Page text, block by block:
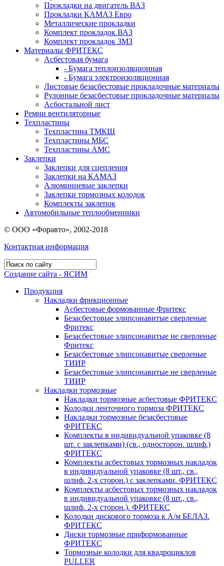
Прокладки на двигатель ВАЗ
Прокладки КАМАЗ Евро
Металлические прокладки
Комплект прокладок ВАЗ
Комплект прокладок ЗМЗ
Материалы ФРИТЕКС
Асбестовая бумага
- Бумага теплоизоляционная
- Бумага электроизоляционная
Листовые безасбестовые прокладочные материалы
Рулонные безасбестовые прокладочные материалы
Асбостальной лист
Ремни вентиляторные
Техпластины
Техпластина ТМКЩ
Техпластины МБС
Техпластины АМС
Заклепки
Заклепки для сцепления
Заклепки на КАМАЗ
Алюминиевые заклепки
Заклепки тормозных колодок
Комплекты заклепок
Автомобильные теплообменники
© ООО «Форавто», 2002-2018
Контактная информация
Создание сайта - ЯСИМ
Продукция
Накладки фрикционные
Асбестовые формованные Фритекс
Безасбестовые элипсонавитые сверленые
Фритекс
Безасбестовые элипсонавитые не сверленые
Фритекс
Безасбестовые элипсонавитые сверленые
ТИИР
Безасбестовые элипсонавитые не сверленые
ТИИР
Накладки тормозные
Накладки тормозные асбестовые ФРИТЕКС
Колодки ленточного тормоза ФРИТЕКС
Накладки тормозные безасбестовые
ФРИТЕКС
Комплекты в индивидуальной упаковке (8
шт. с заклепками) (св., односторон. шлиф.)
ФРИТЕКС
Комплекты асбестовых тормозных накладок
в индивидуальной упаковке (8 шт., св.,
шлиф. 2-х сторон.) c заклепками. ФРИТЕКС
Комплекты асбестовых тормозных накладок
в индивидуальной упаковке (8 шт., св.,
шлиф. 2-х сторон.). ФРИТЕКС
Колодки дискового тормоза к А/м БЕЛАЗ.
ФРИТЕКС
Диски тормозные приформованные
ФРИТЕКС
Тормозные колодки для квадроциклов
PULLER